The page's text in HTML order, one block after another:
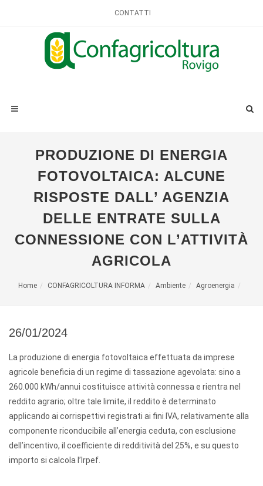
CONTATTI
PRODUZIONE DI ENERGIA
FOTOVOLTAICA: ALCUNE
RISPOSTE DALL’ AGENZIA
DELLE ENTRATE SULLA
CONNESSIONE CON L’ATTIVITÀ
AGRICOLA
Home CONFAGRICOLTURA INFORMA Ambiente Agroenergia
26/01/2024
La produzione di energia fotovoltaica effettuata da imprese
agricole beneficia di un regime di tassazione agevolata: sino a
260.000 kWh/annui costituisce attività connessa e rientra nel
reddito agrario; oltre tale limite, il reddito è determinato
applicando ai corrispettivi registrati ai fini IVA, relativamente alla
componente riconducibile all’energia ceduta, con esclusione
dell’incentivo, il coefficiente di redditività del 25%, e su questo
importo si calcola l’Irpef.